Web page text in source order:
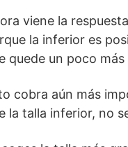
viene la
la inferior es
quede un poco
cobra aún más
la talla inferior, no